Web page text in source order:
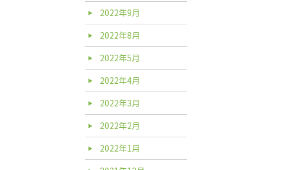
2022年9月
2022年8月
2022年5月
2022年4月
2022年3月
2022年2月
2022年1月